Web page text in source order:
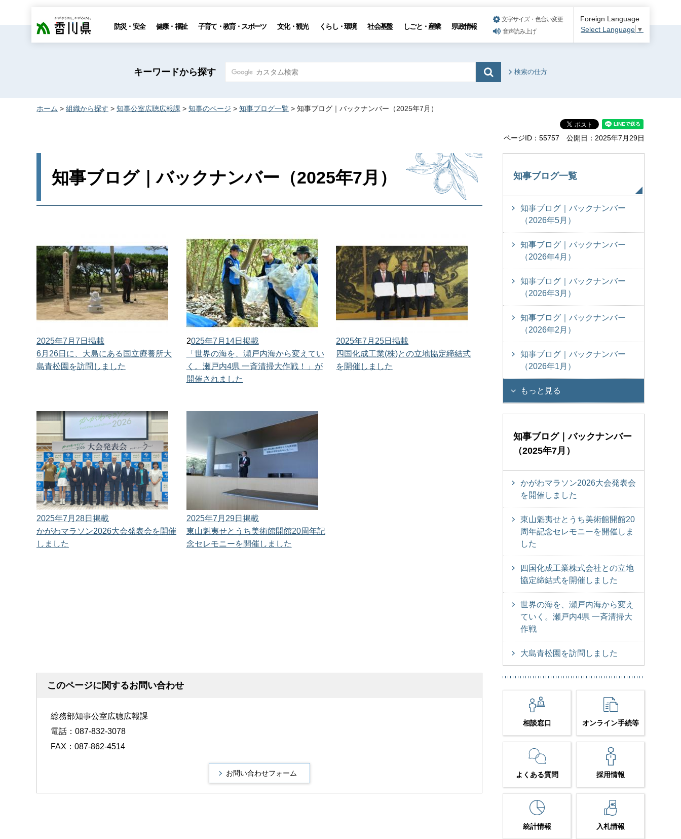
香川県 防災・安全 健康・福祉 子育て・教育・スポーツ 文化・観光 くらし・環境 社会基盤 しごと・産業 県政情報
文字サイズ・色合い変更
音声読み上げ
Foreign Language
Select Language ▼
キーワードから探す 検索の仕方
ホーム > 組織から探す > 知事公室広聴広報課 > 知事のページ > 知事ブログ一覧 > 知事ブログ｜バックナンバー（2025年7月）
ページID：55757 公開日：2025年7月29日
知事ブログ｜バックナンバー（2025年7月）
2025年7月7日掲載
6月26日に、大島にある国立療養所大
島青松園を訪問しました
2025年7月14日掲載
「世界の海を、瀬戸内海から変えてい
く。瀬戸内4県 一斉清掃大作戦！」が
開催されました
2025年7月25日掲載
四国化成工業(株)との立地協定締結式
を開催しました
2025年7月28日掲載
かがわマラソン2026大会発表会を開催
しました
2025年7月29日掲載
東山魁夷せとうち美術館開館20周年記
念セレモニーを開催しました
このページに関するお問い合わせ
総務部知事公室広聴広報課
電話：087-832-3078
FAX：087-862-4514
知事ブログ一覧
知事ブログ｜バックナンバー
（2026年5月）
知事ブログ｜バックナンバー
（2026年4月）
知事ブログ｜バックナンバー
（2026年3月）
知事ブログ｜バックナンバー
（2026年2月）
知事ブログ｜バックナンバー
（2026年1月）
もっと見る
知事ブログ｜バックナンバー
（2025年7月）
かがわマラソン2026大会発表会
を開催しました
東山魁夷せとうち美術館開館20
周年記念セレモニーを開催しま
した
四国化成工業株式会社との立地
協定締結式を開催しました
世界の海を、瀬戸内海から変え
ていく。瀬戸内4県 一斉清掃大
作戦
大島青松園を訪問しました
相談窓口 オンライン手続等
よくある質問 採用情報
統計情報 入札情報